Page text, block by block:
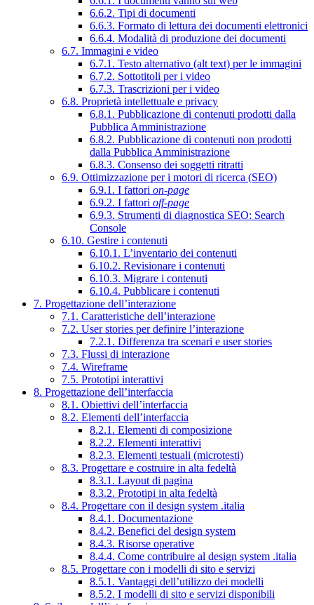
6.6.2. Tipi di documenti
6.6.3. Formato di lettura dei documenti elettronici
6.6.4. Modalità di produzione dei documenti
6.7. Immagini e video
6.7.1. Testo alternativo (alt text) per le immagini
6.7.2. Sottotitoli per i video
6.7.3. Trascrizioni per i video
6.8. Proprietà intellettuale e privacy
6.8.1. Pubblicazione di contenuti prodotti dalla
Pubblica Amministrazione
6.8.2. Pubblicazione di contenuti non prodotti
dalla Pubblica Amministrazione
6.8.3. Consenso dei soggetti ritratti
6.9. Ottimizzazione per i motori di ricerca (SEO)
6.9.1. I fattori on-page
6.9.2. I fattori off-page
6.9.3. Strumenti di diagnostica SEO: Search
Console
6.10. Gestire i contenuti
6.10.1. L’inventario dei contenuti
6.10.2. Revisionare i contenuti
6.10.3. Migrare i contenuti
6.10.4. Pubblicare i contenuti
7. Progettazione dell’interazione
7.1. Caratteristiche dell’interazione
7.2. User stories per definire l’interazione
7.2.1. Differenza tra scenari e user stories
7.3. Flussi di interazione
7.4. Wireframe
7.5. Prototipi interattivi
8. Progettazione dell’interfaccia
8.1. Obiettivi dell’interfaccia
8.2. Elementi dell’interfaccia
8.2.1. Elementi di composizione
8.2.2. Elementi interattivi
8.2.3. Elementi testuali (microtesti)
8.3. Progettare e costruire in alta fedeltà
8.3.1. Layout di pagina
8.3.2. Prototipi in alta fedeltà
8.4. Progettare con il design system .italia
8.4.1. Documentazione
8.4.2. Benefici del design system
8.4.3. Risorse operative
8.4.4. Come contribuire al design system .italia
8.5. Progettare con i modelli di sito e servizi
8.5.1. Vantaggi dell’utilizzo dei modelli
8.5.2. I modelli di sito e servizi disponibili